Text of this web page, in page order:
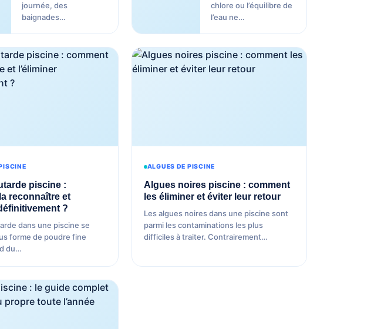
journée, des
baignades…
chlore ou l’équilibre de
l’eau ne…
piscine :
reconnaître et
?
dans une piscine se
forme de poudre fine
du…
ALGUES DE PISCINE
Algues noires piscine : comment
les éliminer et éviter leur retour
Les algues noires dans une piscine sont
parmi les contaminations les plus
difficiles à traiter. Contrairement…